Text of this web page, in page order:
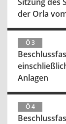
der Orla
Ö 3
Anlagen
Ö 4